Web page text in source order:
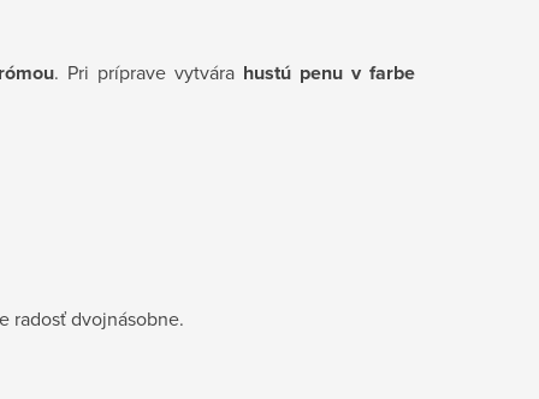
. Pri príprave vytvára hustú penu v farbe
radosť dvojnásobne.